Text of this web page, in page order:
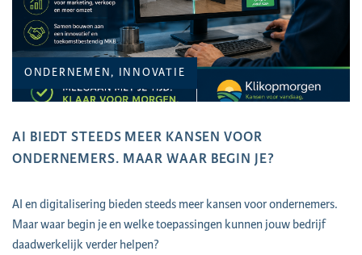
ONDERNEMEN, INNOVATIE
AI BIEDT STEEDS MEER KANSEN VOOR
ONDERNEMERS. MAAR WAAR BEGIN JE?
AI en digitalisering bieden steeds meer kansen voor ondernemers.
Maar waar begin je en welke toepassingen kunnen jouw bedrijf
daadwerkelijk verder helpen?